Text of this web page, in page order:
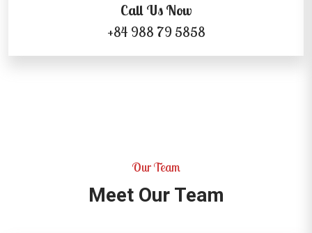
Call Us Now
+84 988 79 5858
Our Team
Meet Our Team